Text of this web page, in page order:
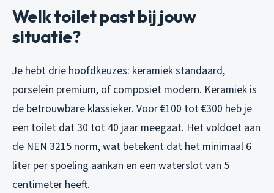
Welk toilet past bij jouw
situatie?
Je hebt drie hoofdkeuzes: keramiek standaard,
porselein premium, of composiet modern. Keramiek is
de betrouwbare klassieker. Voor €100 tot €300 heb je
een toilet dat 30 tot 40 jaar meegaat. Het voldoet aan
de NEN 3215 norm, wat betekent dat het minimaal 6
liter per spoeling aankan en een waterslot van 5
centimeter heeft.